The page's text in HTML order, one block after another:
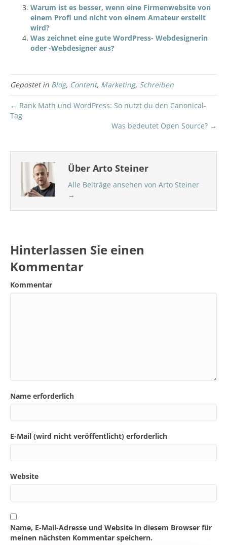
Warum ist es besser, wenn eine Firmenwebsite von
einem Profi und nicht von einem Amateur erstellt
wird?
Was zeichnet eine gute WordPress- Webdesignerin
oder -Webdesigner aus?
Gepostet in Blog, Content, Marketing, Schreiben
← Rank Math und WordPress: So nutzt du den Canonical-
Tag
Was bedeutet Open Source? →
Über Arto Steiner
Alle Beiträge ansehen von Arto Steiner
→
Hinterlassen Sie einen
Kommentar
Kommentar
Name erforderlich
E-Mail (wird nicht veröffentlicht) erforderlich
Website
Name, E-Mail-Adresse und Website in diesem Browser für
meinen nächsten Kommentar speichern.